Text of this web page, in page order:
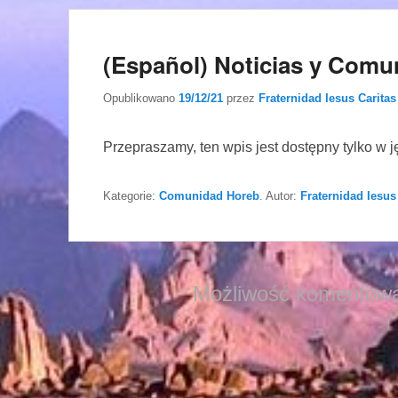
(Español) Noticias y
Opublikowano 19/12/21 przez Fraternidad Iesus Caritas
Przepraszamy, ten wpis jest dostępny tylko w
Kategorie: Comunidad Horeb . Autor: Fraternidad
Możliwość